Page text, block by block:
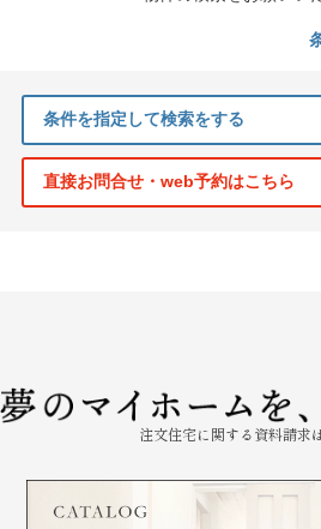
条件を指定して検索をする
直接お問合せ・web予約はこちら
注文住宅に関する資料請求